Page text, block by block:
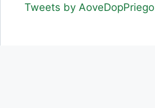
Tweets by AoveDopPriego